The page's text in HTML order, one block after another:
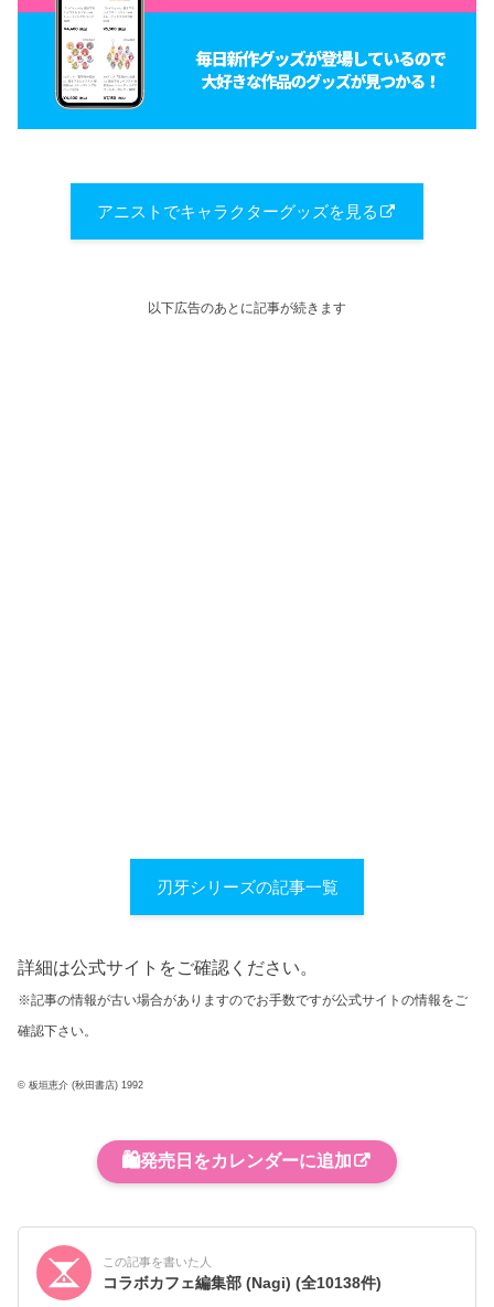
アニストでキャラクターグッズを見る
以下広告のあとに記事が続きます
刃牙シリーズの記事一覧
詳細は公式サイトをご確認ください。
※記事の情報が古い場合がありますのでお手数ですが公式サイトの情報をご
確認下さい。
© 板垣恵介 (秋田書店) 1992
🛍️発売日をカレンダーに追加
この記事を書いた人
コラボカフェ編集部 (Nagi)(全10138件)